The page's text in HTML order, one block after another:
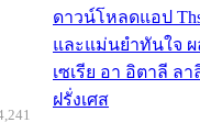
ดาวน์โหลดแอป
และแม่นยำทันใจ
เซเรีย อา อิตาลี ล
ฝรั่งเศส